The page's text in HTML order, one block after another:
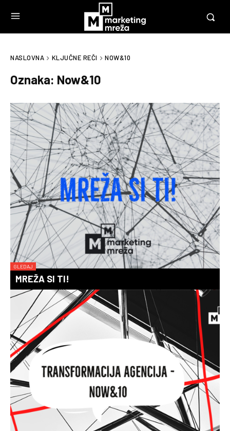
NASLOVNA KLJUČNE REČI NOW&10
Oznaka: Now&10
GLEDAJ
MREŽA SI TI!